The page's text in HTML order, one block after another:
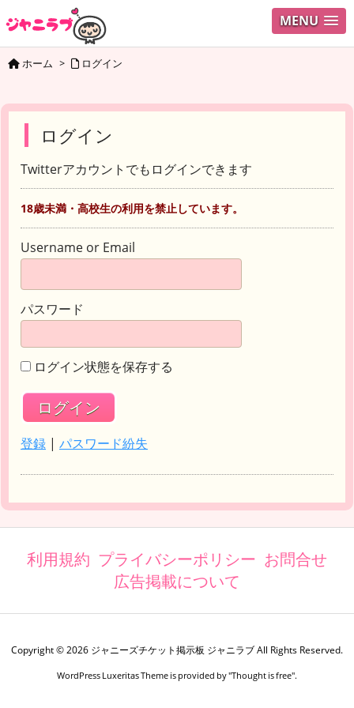
MENU
ホーム > ログイン
ログイン
Twitterアカウントでもログインできます
18歳未満・高校生の利用を禁止しています。
Username or Email
パスワード
ログイン状態を保存する
登録 | パスワード紛失
利用規約 プライバシーポリシー お問合せ
広告掲載について
Copyright ©2026 ジャニーズチケット掲示板 ジャニラブAll Rights Reserved.
WordPress Luxeritas Theme is provided by "Thought is free".